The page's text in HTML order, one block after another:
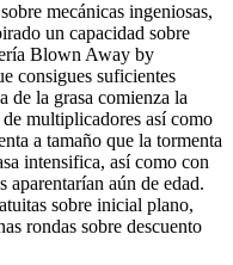
mecánicas ingeniosas,
un capacidad sobre
Blown Away by
consigues suficientes
de la grasa comienza la
multiplicadores así­ como
a tamaño que la tormenta
intensifica, así­ como con
aparentarían aún de edad.
sobre inicial plano,
rondas sobre descuento